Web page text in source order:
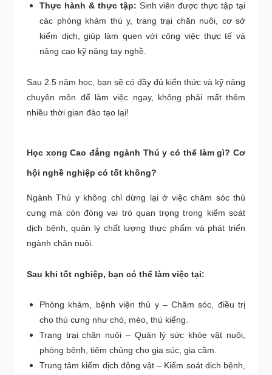
Thực hành & thực tập: Sinh viên được thực tập tại
các phòng khám thú y, trang trại chăn nuôi, cơ sở
kiểm dịch, giúp làm quen với công việc thực tế và
nâng cao kỹ năng tay nghề.
Sau 2.5 năm học, bạn sẽ có đầy đủ kiến thức và kỹ năng
chuyên môn để làm việc ngay, không phải mất thêm
nhiều thời gian đào tạo lại!
Học xong Cao đẳng ngành Thú y có thể làm gì? Cơ
hội nghề nghiệp có tốt không?
Ngành Thú y không chỉ dừng lại ở việc chăm sóc thú
cưng mà còn đóng vai trò quan trọng trong kiểm soát
dịch bệnh, quản lý chất lượng thực phẩm và phát triển
ngành chăn nuôi.
Sau khi tốt nghiệp, bạn có thể làm việc tại:
Phòng khám, bệnh viện thú y – Chăm sóc, điều trị
cho thú cưng như chó, mèo, thú kiểng.
Trang trại chăn nuôi – Quản lý sức khỏe vật nuôi,
phòng bệnh, tiêm chủng cho gia súc, gia cầm.
Trung tâm kiểm dịch động vật – Kiểm soát dịch bệnh,